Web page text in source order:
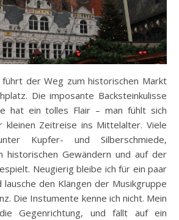
der Weg zum historischen Markt
Die imposante Backsteinkulisse
hat ein tolles Flair – man fühlt sich
kleinen Zeitreise ins Mittelalter. Viele
Kupfer- und Silberschmiede,
historischen Gewändern und auf der
Neugierig bleibe ich für ein paar
lausche den Klängen der Musikgruppe
Die Instumente kenne ich nicht. Mein
Gegenrichtung, und fällt auf ein